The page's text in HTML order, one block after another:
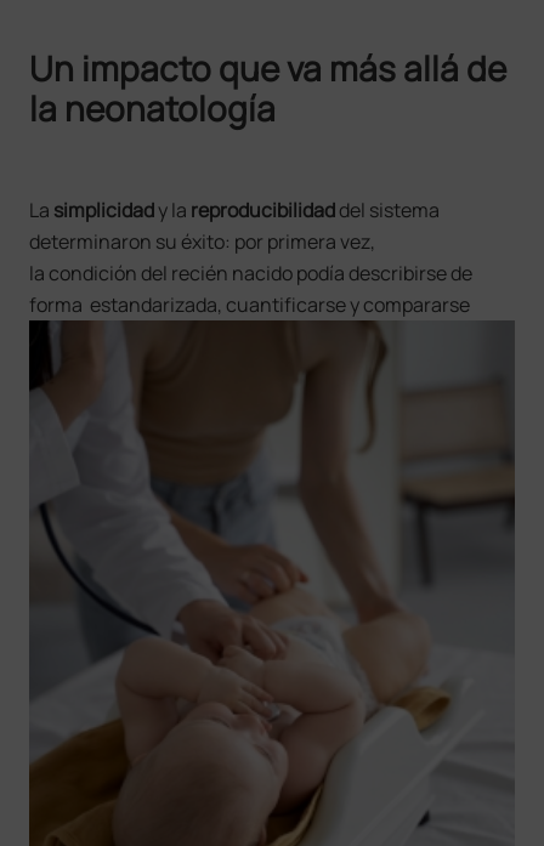
Un impacto que va más allá de
la neonatología
La simplicidady la reproducibilidaddel sistema
determinaron su éxito: por primera vez,
la condición del recién nacido podía describirse de
forma estandarizada, cuantificarse y compararse